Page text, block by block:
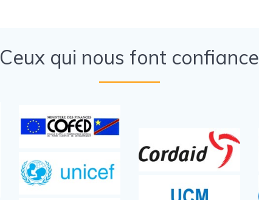
Ceux qui nous font confiance